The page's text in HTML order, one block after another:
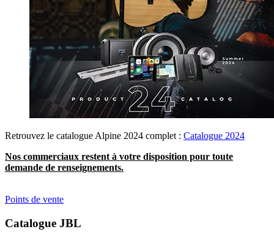
Retrouvez le catalogue Alpine 2024 complet : Catalogue 2024
Nos commerciaux restent à votre disposition pour toute
demande de renseignements.
Points de vente
Catalogue JBL